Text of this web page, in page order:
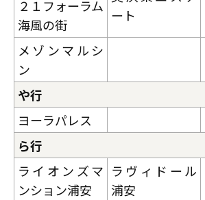
２１フォーラム
海風の街
ート
メゾンマルシ
ン
や行
ヨーラパレス
ら行
ライオンズマ
ンション浦安
ラヴィドール
浦安